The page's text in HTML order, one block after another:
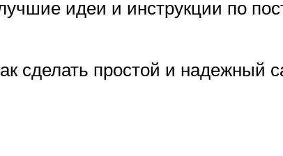
идеи и инструкции по
сделать простой и надежный